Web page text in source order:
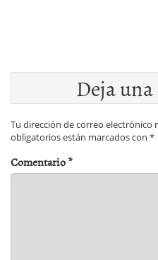
Deja
Tu dirección de correo electrónico
obligatorios están marcados con *
Comentario*